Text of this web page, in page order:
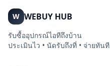
W WEBUY HUB
รับซื้ออุปกรณ์ไอทีถึงบ้าน
ประเมินไว • นัดรับถึงที่ • จ่ายทันที